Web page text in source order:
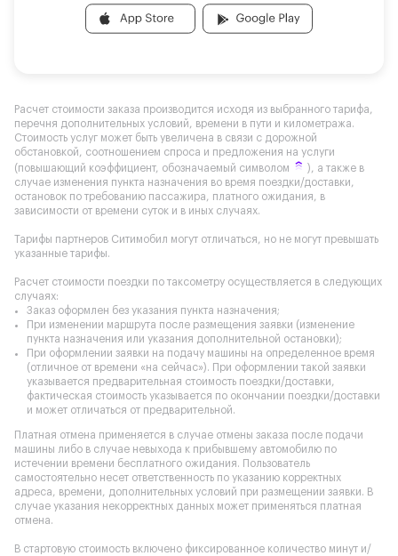
Расчет стоимости заказа производится исходя из выбранного тарифа,
перечня дополнительных условий, времени в пути и километража.
Стоимость услуг может быть увеличена в связи с дорожной
обстановкой, соотношением спроса и предложения на услуги
(повышающий коэффициент, обозначаемый символом
), а также в
случае изменения пункта назначения во время поездки/доставки,
остановок по требованию пассажира, платного ожидания, в
зависимости от времени суток и в иных случаях.
Тарифы партнеров Ситимобил могут отличаться, но не могут превышать
указанные тарифы.
Расчет стоимости поездки по таксометру осуществляется в следующих
случаях:
Заказ оформлен без указания пункта назначения;
При изменении маршрута после размещения заявки (изменение
пункта назначения или указания дополнительной остановки);
При оформлении заявки на подачу машины на определенное время
(отличное от времени «на сейчас»). При оформлении такой заявки
указывается предварительная стоимость поездки/доставки,
фактическая стоимость указывается по окончании поездки/доставки
и может отличаться от предварительной.
Платная отмена применяется в случае отмены заказа после подачи
машины либо в случае невыхода к прибывшему автомобилю по
истечении времени бесплатного ожидания. Пользователь
самостоятельно несет ответственность по указанию корректных
адреса, времени, дополнительных условий при размещении заявки. В
случае указания некорректных данных может применяться платная
отмена.
В стартовую стоимость включено фиксированное количество минут и/